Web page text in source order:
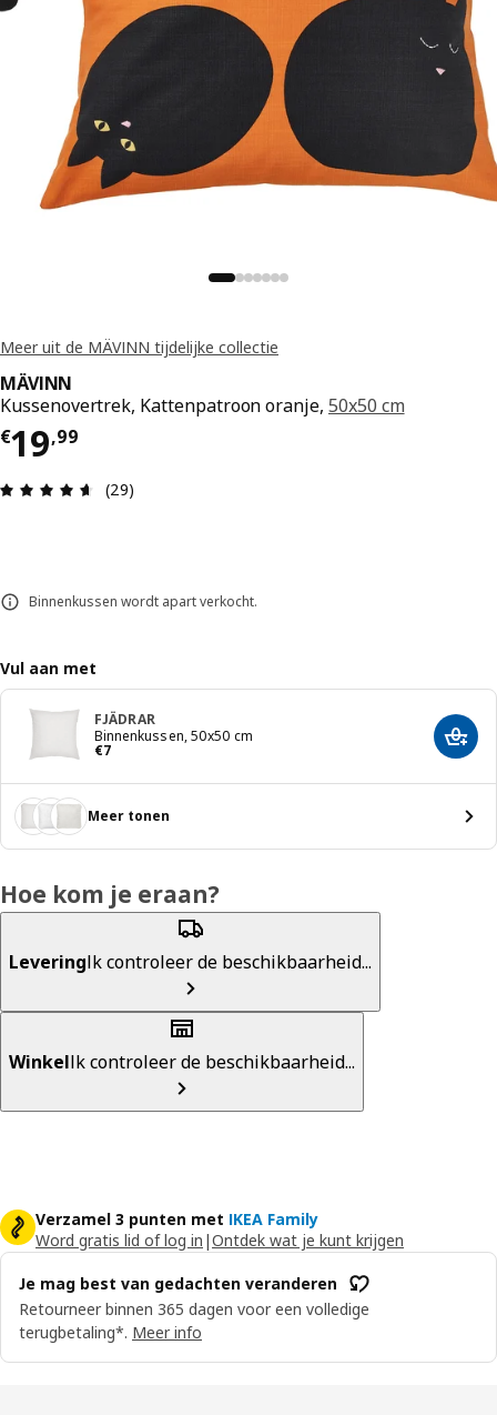
Meer uit de MÄVINN tijdelijke collectie
MÄVINN
Kussenovertrek, Kattenpatroon oranje, 50x50 cm
€19,99
€ 19,99
Beoordeling: 4.6 van 5 sterren. Totaal
(29)
Binnenkussen wordt apart verkocht.
Vul aan met
FJÄDRAR
Binnenkussen, 50x50 cm
€7
€ 7
Meer tonen
Hoe kom je eraan?
LeveringIk controleer de beschikbaarheid...
WinkelIk controleer de beschikbaarheid...
Verzamel 3 punten met IKEA Family
Word gratis lid of log in |Ontdek wat je kunt krijgen
Je mag best van gedachten veranderen
Retourneer binnen 365 dagen voor een volledige
terugbetaling*. Meer info